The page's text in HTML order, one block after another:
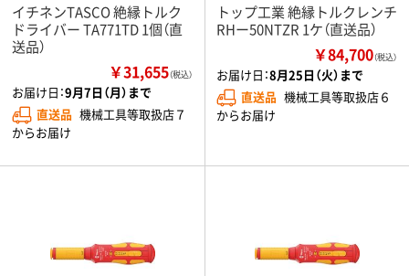
イチネンTASCO 絶縁トルク
ドライバー TA771TD 1個（直
送品）
￥31,655（税込）
お届け日：9月7日（月）まで
直送品 機械工具等取扱店７
からお届け
トップ工業 絶縁トルクレンチ
RHー50NTZR 1ケ（直送品）
￥84,700（税込）
お届け日：8月25日（火）まで
直送品 機械工具等取扱店６
からお届け